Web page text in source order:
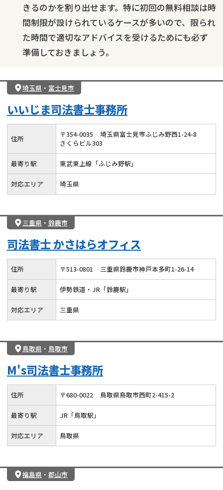
きるのかを割り出せます。特に初回の無料相談は時
間制限が設けられているケースが多いので、限られ
た時間で適切なアドバイスを受けるためにも必ず
準備しておきましょう。
埼玉県 ・ 富士見市
いいじま司法書士事務所
住所 〒354-0035
埼玉県富士見市ふじみ野西1-24-8
さくらビル303
最寄り駅 東武東上線「ふじみ野駅」
対応エリア 埼玉県
三重県 ・ 鈴鹿市
司法書士 かさはらオフィス
住所 〒513-0801 三重県鈴鹿市神戸本多町1-26-14
最寄り駅 伊勢鉄道・JR「鈴鹿駅」
対応エリア 三重県
鳥取県 ・ 鳥取市
M's司法書士事務所
住所 〒680-0022 鳥取県鳥取市西町2-415-2
最寄り駅 JR「鳥取駅」
対応エリア 鳥取県
福島県 ・ 郡山市